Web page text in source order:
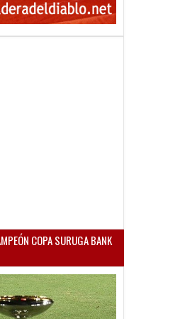
COPA SURUGA BANK